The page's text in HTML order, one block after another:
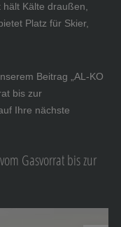
hält Kälte draußen,
Platz für Skier,
Beitrag „AL-KO
bis zur
Ihre nächste
Gasvorrat bis zur